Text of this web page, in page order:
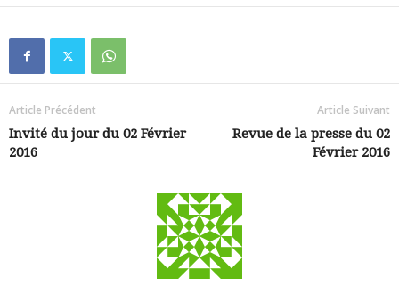
Article Précédent
Invité du jour du 02 Février
2016
Article Suivant
Revue de la presse du 02
Février 2016